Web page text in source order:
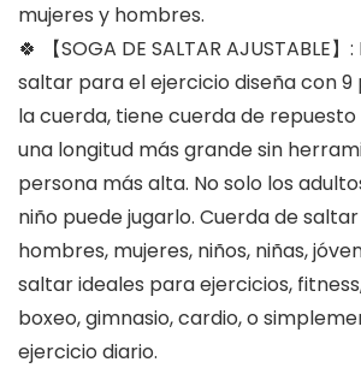
mujeres y hombres.
🍀 【SOGA DE SALTAR AJUSTABLE
saltar para el ejercicio diseña con 9
la cuerda, tiene cuerda de
una longitud más grande sin
persona más alta. No solo los
niño puede jugarlo. Cuerda de
hombres, mujeres, niños, niñas,
saltar ideales para ejercicios,
boxeo, gimnasio, cardio, o
ejercicio diario.